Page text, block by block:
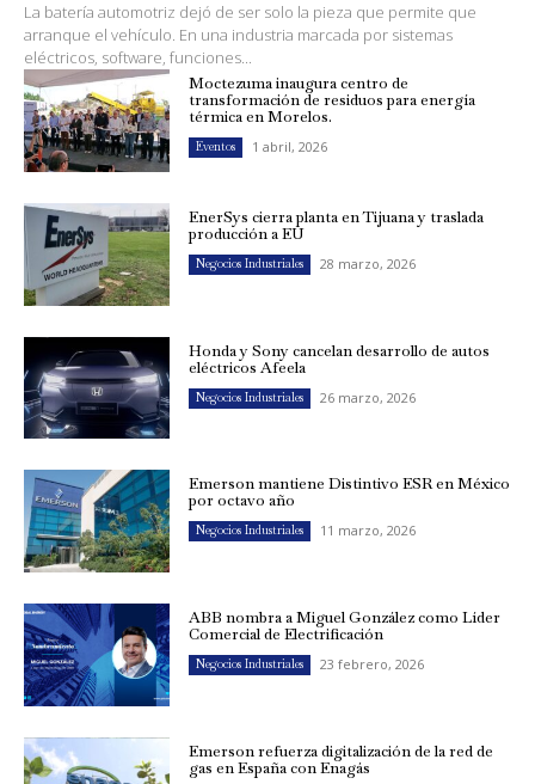
La batería automotriz dejó de ser solo la pieza que permite que
arranque el vehículo. En una industria marcada por sistemas
eléctricos, software, funciones...
Moctezuma inaugura centro de
transformación de residuos para energía
térmica en Morelos.
Eventos 1 abril, 2026
EnerSys cierra planta en Tijuana y traslada
producción a EU
Negocios Industriales 28 marzo, 2026
Honda y Sony cancelan desarrollo de autos
eléctricos Afeela
Negocios Industriales 26 marzo, 2026
Emerson mantiene Distintivo ESR en México
por octavo año
Negocios Industriales 11 marzo, 2026
ABB nombra a Miguel González como Líder
Comercial de Electrificación
Negocios Industriales 23 febrero, 2026
Emerson refuerza digitalización de la red de
gas en España con Enagás